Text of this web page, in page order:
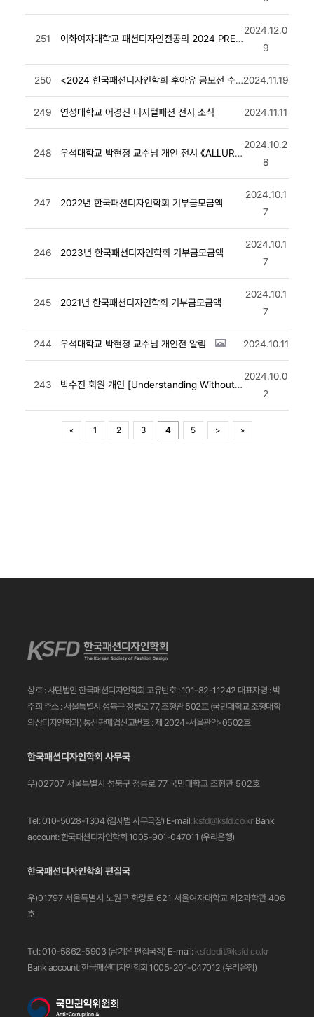
251 이화여자대학교 패션디자인전공의 2024 PREMIER 졸업작품전시
2024.12.0
9
250 <2024 한국패션디자인학회 후아유 공모전 수상자 발표>2024.11.19
249 연성대학교 어경진 디지털패션 전시 소식 2024.11.11
248 우석대학교 박현정 교수님 개인 전시 《ALLURE》 알림
2024.10.2
8
247 2022년 한국패션디자인학회 기부금모금액
2024.10.1
7
246 2023년 한국패션디자인학회 기부금모금액
2024.10.1
7
245 2021년 한국패션디자인학회 기부금모금액
2024.10.1
7
244 우석대학교 박현정 교수님 개인전 알림 2024.10.11
243 박수진 회원 개인 [Understanding Without Becoming] 안내
2024.10.0
2
« 1 2 3 4 5 > »
상호 : 사단법인 한국패션디자인학회 고유번호 : 101-82-11242 대표자명 : 박
주희 주소 : 서울특별시 성북구 정릉로 77, 조형관 502호 (국민대학교 조형대학
의상디자인학과) 통신판매업신고번호 : 제 2024-서울관악-0502호
한국패션디자인학회 사무국
우)02707 서울특별시 성북구 정릉로 77 국민대학교 조형관 502호
Tel: 010-5028-1304 (김재범 사무국장) E-mail: ksfd@ksfd.co.kr Bank
account: 한국패션디자인학회 1005-901-047011 (우리은행)
한국패션디자인학회 편집국
우)01797 서울특별시 노원구 화랑로 621 서울여자대학교 제2과학관 406
호
Tel: 010-5862-5903 (남기은 편집국장) E-mail: ksfdedit@ksfd.co.kr
Bank account: 한국패션디자인학회 1005-201-047012 (우리은행)